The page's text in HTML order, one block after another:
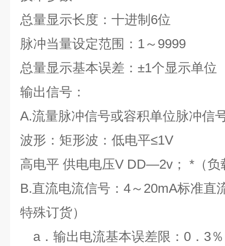
总量显示长度：十进制6位
脉冲当量设定范围：1～9999
总量显示基本误差：±1个显示单位
输出信号：
A.流量脉冲信号或容积单位脉冲信
波形：矩形波：低电平≤1V
高电平 供电电压V DD—2v； *（
B.直流电流信号：4～20mA标准直
特殊订货）
a．输出电流基本误差限：0．3